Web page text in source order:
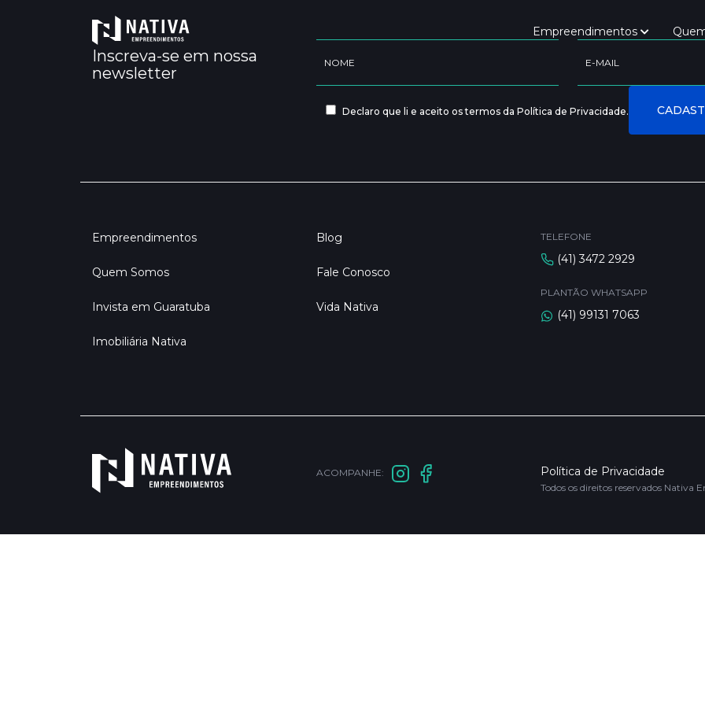
Empreendimentos
Inscreva-se em nossa
newsletter
Declaro que li e aceito os termos da Política de Privacidade.
Empreendimentos
Quem Somos
Invista em Guaratuba
Imobiliária Nativa
Blog
Fale Conosco
Vida Nativa
TELEFONE
(41) 3472 2929
PLANTÃO WHATSAPP
(41) 99131 7063
ACOMPANHE: Política de Privacidade
Todos os direitos reservados